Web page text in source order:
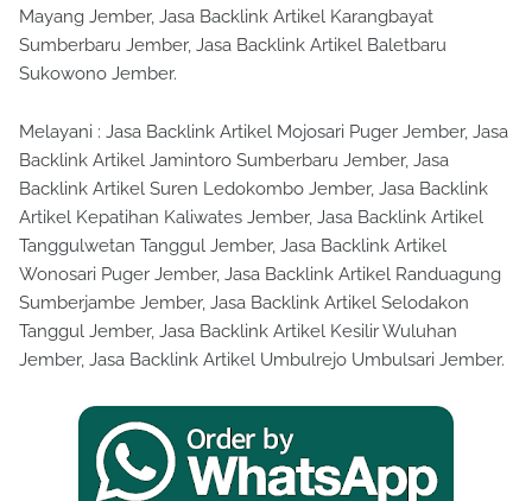
Mayang Jember, Jasa Backlink Artikel Karangbayat
Sumberbaru Jember, Jasa Backlink Artikel Baletbaru
Sukowono Jember.
Melayani : Jasa Backlink Artikel Mojosari Puger Jember, Jasa
Backlink Artikel Jamintoro Sumberbaru Jember, Jasa
Backlink Artikel Suren Ledokombo Jember, Jasa Backlink
Artikel Kepatihan Kaliwates Jember, Jasa Backlink Artikel
Tanggulwetan Tanggul Jember, Jasa Backlink Artikel
Wonosari Puger Jember, Jasa Backlink Artikel Randuagung
Sumberjambe Jember, Jasa Backlink Artikel Selodakon
Tanggul Jember, Jasa Backlink Artikel Kesilir Wuluhan
Jember, Jasa Backlink Artikel Umbulrejo Umbulsari Jember.